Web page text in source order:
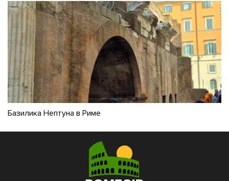
Базилика Нептуна в Риме